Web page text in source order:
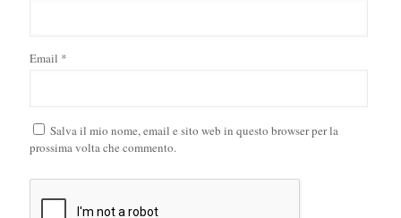
Email *
Salva il mio nome, email e sito web in questo browser per la
prossima volta che commento.